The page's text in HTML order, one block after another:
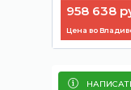
958 638
Цена во